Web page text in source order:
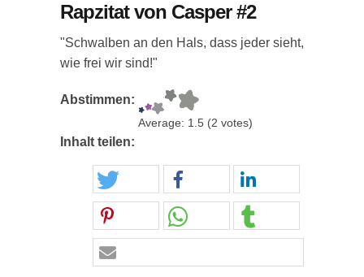
Rapzitat von Casper #2
"Schwalben an den Hals, dass jeder sieht,
wie frei wir sind!"
Abstimmen:
Average: 1.5 (2 votes)
Inhalt teilen: